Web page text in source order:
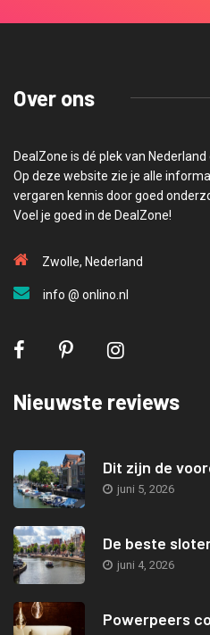
Over ons
DealZone is dé plek van
Op deze website zie je alle
vergaren kennis door goed
Voel je goed in de DealZone!
Zwolle, Nederland
info @ onlino.nl
Nieuwste reviews
Dit zijn de
juni 5, 2026
De beste
juni 4, 2026
Powerpeers